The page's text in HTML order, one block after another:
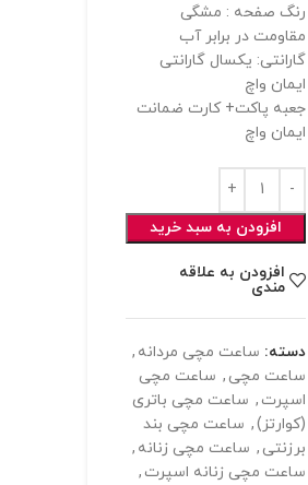
رنگ صفحه : مشگی
مقاومت در برابر آب
گارانتی: یکسال گارانتی
ایمان واچ
جعبه پاکت+ کارت ضمانت
ایمان واچ
افزودن به سبد خرید
افزودن به علاقه
مندی
دسته: ساعت مچی مردانه ,
ساعت مچی , ساعت مچی
اسپرت , ساعت مچی باتری
(کوارتز), ساعت مچی بند
برزنتی , ساعت مچی زنانه ,
ساعت مچی زنانه اسپرت ,